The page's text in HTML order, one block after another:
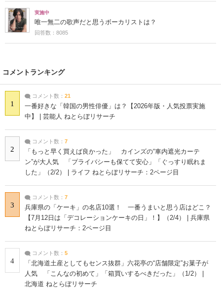
実施中
唯一無二の歌声だと思うボーカリストは？
回答数：8085
コメントランキング
1
コメント数： 21
一番好きな「韓国の男性俳優」は？【2026年版・人気投票実施
中】 | 芸能人 ねとらぼリサーチ
2
コメント数： 7
「もっと早く買えば良かった」 カインズの“車内遮光カーテ
ン”が大人気 「プライバシーも保てて安心」「ぐっすり眠れま
した」（2/2） | ライフ ねとらぼリサーチ：2ページ目
3
コメント数： 7
兵庫県の「ケーキ」の名店10選！ 一番うまいと思う店はどこ？
【7月12日は「デコレーションケーキの日」！】（2/4） | 兵庫県
ねとらぼリサーチ：2ページ目
4
コメント数： 5
「北海道土産としてもセンス抜群」六花亭の“店舗限定”お菓子が
人気 「こんなの初めて」「箱買いするべきだった」（1/2） |
北海道 ねとらぼリサーチ